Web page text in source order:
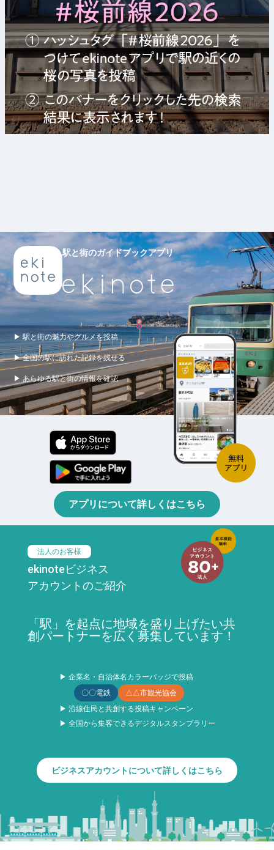
駅と街のガイドブックアプリ
▶ 駅と街の魅力やグルメを投稿
▶ 全国の駅に訪れた記録を残せる
▶ あらゆる駅と街の情報を確認
アプリについて詳しくはこちら
法人のお客様
ekinoteビジネス
アカウントのご紹介
「駅」を起点に地域を盛り上げたい共
創パートナーを広く募集しています！
▶ 企業名・自治体名カラーバッジで投稿
〇〇電鉄
△△市観光協会
▶ 沿線住民と共創する投稿キャンペーン
▶ 全国から集客できるデジタルスタンプラリー
ビジネスアカウントについて詳しくはこちら